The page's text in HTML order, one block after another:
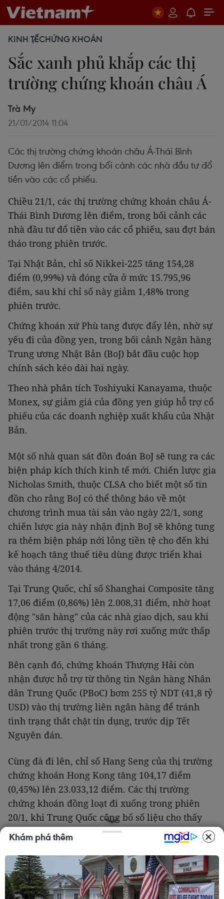
KINH TẾCHỨNG KHOÁN
Sắc xanh phủ khắp các thị
trường chứng khoán châu Á
Trà My
21/01/2014 11:04
Các thị trường chứng khoán châu Á-Thái Bình
Dương lên điểm trong bối cảnh các nhà đầu tư đổ
tiền vào các cổ phiếu.
Chiều 21/1, các thị trường chứng khoán châu Á-
Thái Bình Dương lên điểm, trong bối cảnh các
nhà đầu tư đổ tiền vào các cổ phiếu, sau đợt bán
tháo trong phiên trước.
Tại Nhật Bản, chỉ số Nikkei-225 tăng 154,28
điểm (0,99%) và đóng cửa ở mức 15.795,96
điểm, sau khi chỉ số này giảm 1,48% trong
phiên trước.
Chứng khoán xứ Phù tang được đẩy lên, nhờ sự
yếu đi của đồng yen, trong bối cảnh Ngân hàng
Trung ương Nhật Bản (BoJ) bắt đầu cuộc họp
chính sách kéo dài hai ngày.
Theo nhà phân tích Toshiyuki Kanayama, thuộc
Monex, sự giảm giá của đồng yen giúp hỗ trợ cổ
phiếu của các doanh nghiệp xuất khẩu của Nhật
Bản.
Một số nhà quan sát đồn đoán BoJ sẽ tung ra các
biện pháp kích thích kinh tế mới. Chiến lược gia
Nicholas Smith, thuộc CLSA cho biết một số tin
đồn cho rằng BoJ có thể thông báo về một
chương trình mua tài sản vào ngày 22/1, song
chiến lược gia này nhận định BoJ sẽ không tung
ra thêm biện pháp nới lỏng tiền tệ cho đến khi
kế hoạch tăng thuế tiêu dùng được triển khai
vào tháng 4/2014.
Tại Trung Quốc, chỉ số Shanghai Composite tăng
17,06 điểm (0,86%) lên 2.008,31 điểm, nhờ hoạt
động "săn hàng" của các nhà giao dịch, sau khi
phiên trước thị trường này rơi xuống mức thấp
nhất trong gần 6 tháng.
Bên cạnh đó, chứng khoán Thượng Hải còn
nhận được hỗ trợ từ thông tin Ngân hàng Nhân
dân Trung Quốc (PBoC) bơm 255 tỷ NDT (41,8 tỷ
USD) vào thị trường liên ngân hàng để tránh
tình trạng thắt chặt tín dụng, trước dịp Tết
Nguyên đán.
Cùng đà đi lên, chỉ số Hang Seng của thị trường
chứng khoán Hong Kong tăng 104,17 điểm
(0,45%) lên 23.033,12 điểm. Các thị trường
chứng khoán đồng loạt đi xuống trong phiên
20/1, khi Trung Quốc công bố số liệu cho thấy
nền kinh tế lớn thứ hai thế giới tăng trưởng
7,7% trong năm 2013, mức thấp nhất kể từ năm
1999. Trong quý 4/2013, GDP của Trung Quốc chỉ
tăng 7,7%, thấp hơn so với mức tăng 7,8% trong
quý trước đó.
Khám phá thêm